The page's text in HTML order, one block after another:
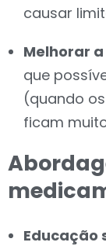
causar
Melhorar
que
(quando
ficam
Educação